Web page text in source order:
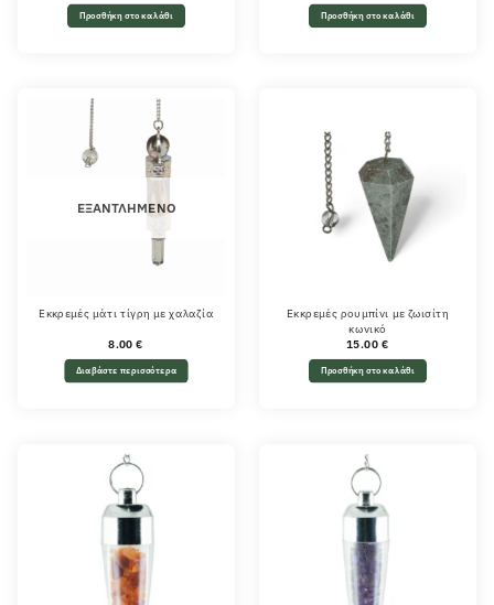
Προσθήκη στο καλάθι 60.00 €.
τιμή
είναι:
50.00 €.
Προσθήκη στο καλάθι
ΕΞΑΝΤΛΗΜΈΝΟ
Εκκρεμές μάτι τίγρη με χαλαζία
8.00€
Διαβάστε περισσότερα
Εκκρεμές ρουμπίνι με ζωισίτη
κωνικό
15.00 €
Προσθήκη στο καλάθι